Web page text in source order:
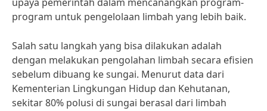
program untuk pengelolaan limbah yang lebih baik.
Salah satu langkah yang bisa dilakukan adalah
dengan melakukan pengolahan limbah secara efisien
sebelum dibuang ke sungai. Menurut data dari
Kementerian Lingkungan Hidup dan Kehutanan,
sekitar 80% polusi di sungai berasal dari limbah